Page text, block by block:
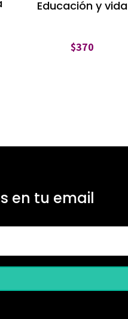
Educación y vida
$370
en tu email